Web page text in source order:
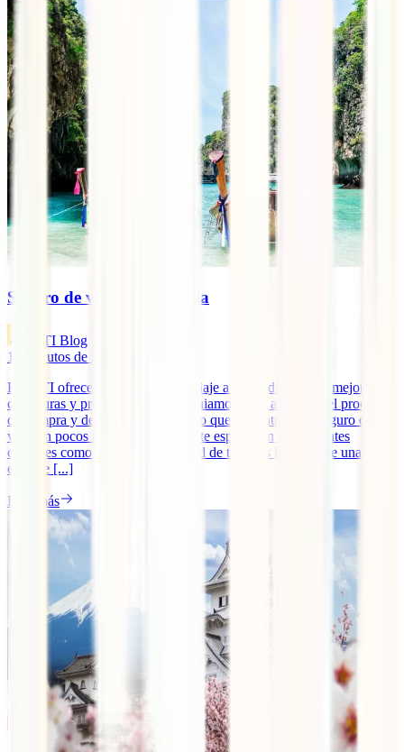
Seguro de viaje a Tailandia
IATI Blog
13
minutos de lectura
En IATI ofrecemos el seguro de viaje a Tailandia con las mejores
coberturas y precio. Además, te guiamos paso a paso en el proceso
de compra y descubrirás lo sencillo que es contratar tu seguro de
viaje en pocos minutos. Tailandia te espera con apasionantes
ciudades como Bangkok, infinidad de templos budistas de una
enorme [...]
Leer más